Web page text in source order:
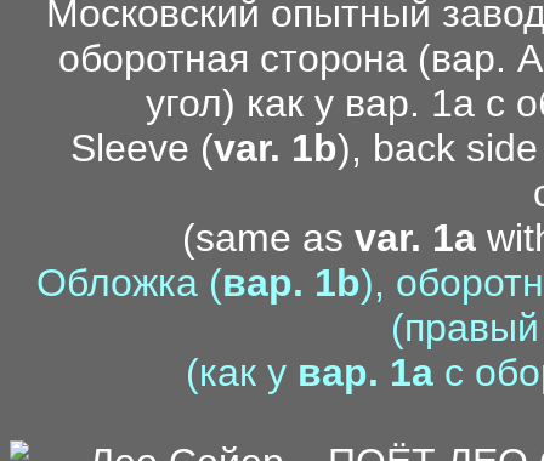
Sleeve (var. 1b), back
(same as var. 1a
Обложка (вар. 1b),
(как у вар. 1a с